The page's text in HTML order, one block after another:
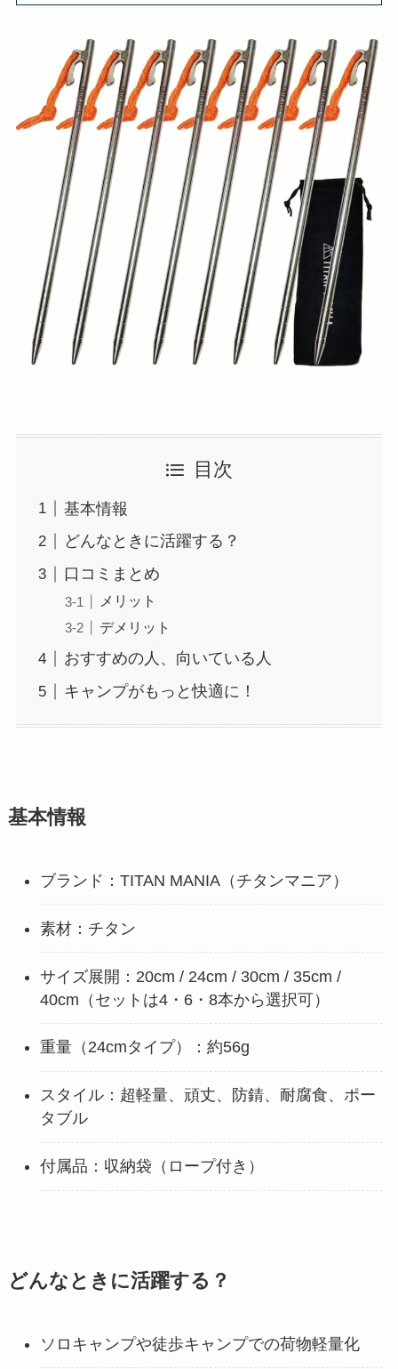
目次
基本情報
どんなときに活躍する？
口コミまとめ
メリット
デメリット
おすすめの人、向いている人
キャンプがもっと快適に！
基本情報
ブランド：TITAN MANIA（チタンマニア）
素材：チタン
サイズ展開：20cm / 24cm / 30cm / 35cm /
40cm（セットは4・6・8本から選択可）
重量（24cmタイプ）：約56g
スタイル：超軽量、頑丈、防錆、耐腐食、ポー
タブル
付属品：収納袋（ロープ付き）
どんなときに活躍する？
ソロキャンプや徒歩キャンプでの荷物軽量化